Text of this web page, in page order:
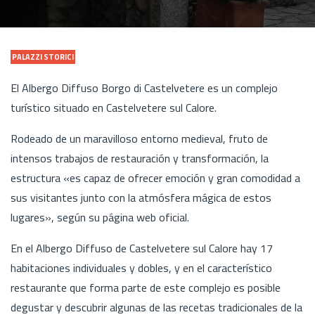
PALAZZI STORICI
El Albergo Diffuso Borgo di Castelvetere es un complejo
turístico situado en Castelvetere sul Calore.
Rodeado de un maravilloso entorno medieval, fruto de
intensos trabajos de restauración y transformación, la
estructura «es capaz de ofrecer emoción y gran comodidad a
sus visitantes junto con la atmósfera mágica de estos
lugares», según su página web oficial.
En el Albergo Diffuso de Castelvetere sul Calore hay 17
habitaciones individuales y dobles, y en el característico
restaurante que forma parte de este complejo es posible
degustar y descubrir algunas de las recetas tradicionales de la